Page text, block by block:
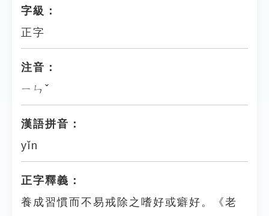
字級：
正字
注音：
ㄧㄣˇ
漢語拼音：
yǐn
正字釋義：
養成習慣而不易戒除之嗜好或癖好。《老